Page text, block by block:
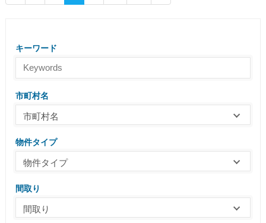
キーワード
市町村名
市町村名
物件タイプ
物件タイプ
間取り
間取り